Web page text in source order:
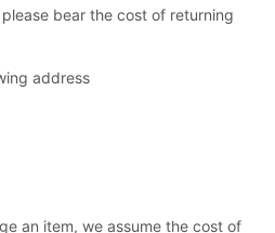
bear the cost of returning
address
an item, we assume the cost of